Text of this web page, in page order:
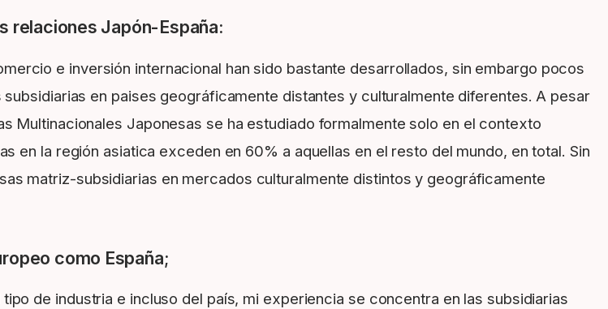
relaciones Japón-España:
e inversión internacional han sido bastante desarrollados, sin embargo pocos
en paises geográficamente distantes y culturalmente diferentes. A pesar
Multinacionales Japonesas se ha estudiado formalmente solo en el contexto
en la región asiatica exceden en 60% a aquellas en el resto del mundo, en total. Sin
matriz-subsidiarias en mercados culturalmente distintos y geográficamente
como España;
de industria e incluso del país, mi experiencia se concentra en las subsidiarias